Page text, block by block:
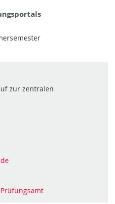
zur zentralen